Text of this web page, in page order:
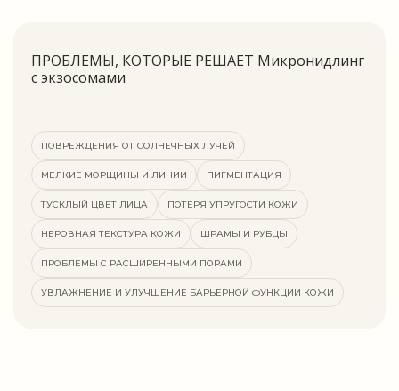
ПРОБЛЕМЫ, КОТОРЫЕ РЕШАЕТ Микронидлинг
с экзосомами
ПОВРЕЖДЕНИЯ ОТ СОЛНЕЧНЫХ ЛУЧЕЙ
МЕЛКИЕ МОРЩИНЫ И ЛИНИИ ПИГМЕНТАЦИЯ
ТУСКЛЫЙ ЦВЕТ ЛИЦА ПОТЕРЯ УПРУГОСТИ КОЖИ
НЕРОВНАЯ ТЕКСТУРА КОЖИ ШРАМЫ И РУБЦЫ
ПРОБЛЕМЫ С РАСШИРЕННЫМИ ПОРАМИ
УВЛАЖНЕНИЕ И УЛУЧШЕНИЕ БАРЬЕРНОЙ ФУНКЦИИ КОЖИ